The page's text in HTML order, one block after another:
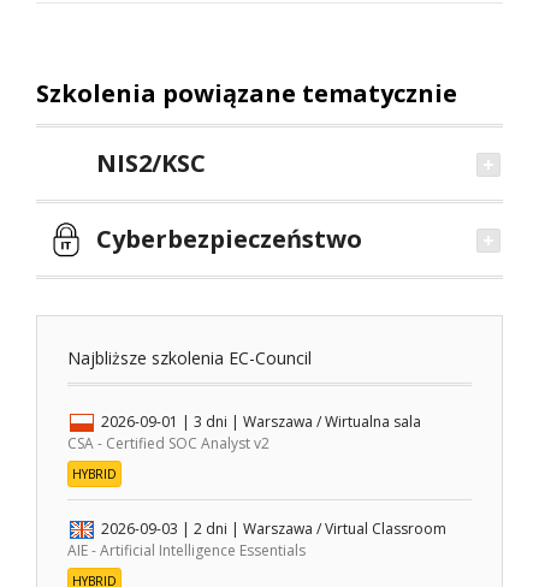
Szkolenia powiązane tematycznie
NIS2/KSC
Cyberbezpieczeństwo
Najbliższe szkolenia EC-Council
2026-09-01 | 3 dni | Warszawa / Wirtualna sala
CSA - Certified SOC Analyst v2
HYBRID
2026-09-03 | 2 dni | Warszawa / Virtual Classroom
AIE - Artificial Intelligence Essentials
HYBRID